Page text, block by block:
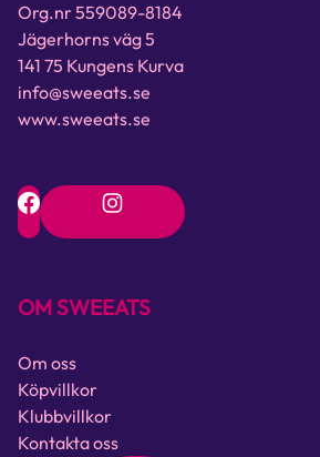
Org.nr 559089-8184
Jägerhorns väg 5
141 75 Kungens Kurva
info@sweeats.se
www.sweeats.se
OM SWEEATS
Om oss
Köpvillkor
Klubbvillkor
Kontakta oss